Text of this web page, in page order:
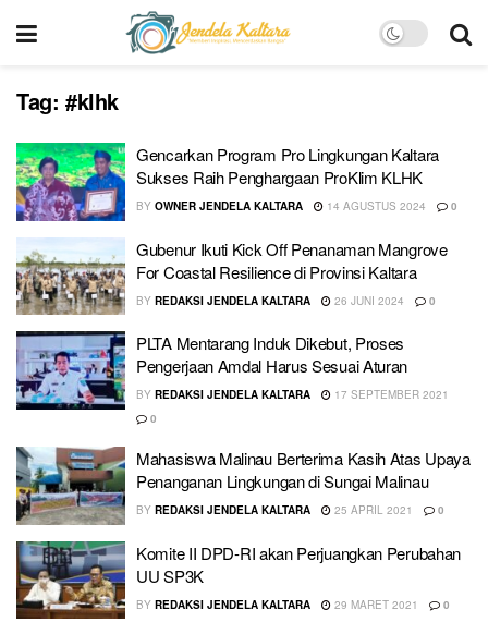
Tag: #klhk
Gencarkan Program Pro Lingkungan Kaltara
Sukses Raih Penghargaan ProKlim KLHK
BY OWNER JENDELA KALTARA 14 AGUSTUS 2024 0
Gubenur Ikuti Kick Off Penanaman Mangrove
For Coastal Resilience di Provinsi Kaltara
BY REDAKSI JENDELA KALTARA 26 JUNI 2024 0
PLTA Mentarang Induk Dikebut, Proses
Pengerjaan Amdal Harus Sesuai Aturan
BY REDAKSI JENDELA KALTARA
17 SEPTEMBER 2021
0
Mahasiswa Malinau Berterima Kasih Atas Upaya
Penanganan Lingkungan di Sungai Malinau
BY REDAKSI JENDELA KALTARA 25 APRIL 2021 0
Komite II DPD-RI akan Perjuangkan Perubahan
UU SP3K
BY REDAKSI JENDELA KALTARA 29 MARET 2021 0